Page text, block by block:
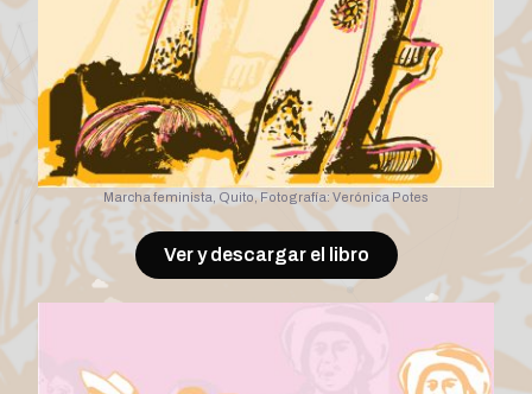
Marcha feminista, Quito, Fotografía: Verónica Potes
Ver y descargar el libro